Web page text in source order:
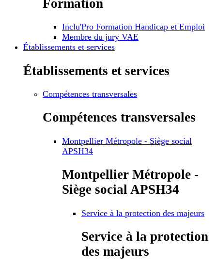
Formation
Inclu'Pro Formation Handicap et Emploi
Membre du jury VAE
Établissements et services
Établissements et services
Compétences transversales
Compétences transversales
Montpellier Métropole - Siège social
APSH34
Montpellier Métropole -
Siège social APSH34
Service à la protection des majeurs
Service à la protection
des majeurs